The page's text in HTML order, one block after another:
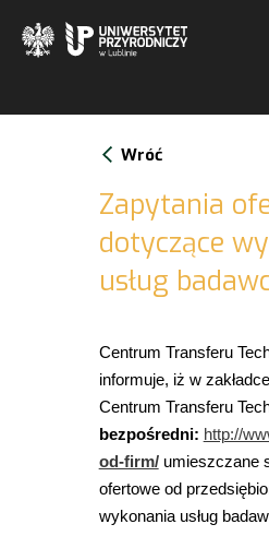
Wróć
Zapytania
dotyczące
usług
Centrum Transferu
informuje, iż w
Centrum Transferu
bezpośredni: http://
od-firm/ umieszczane
ofertowe od
wykonania usług